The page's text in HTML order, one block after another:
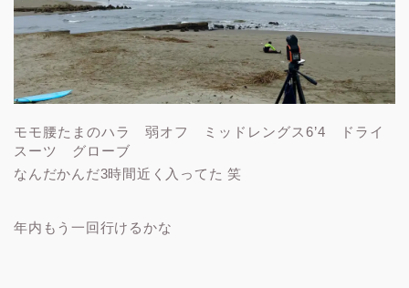
モモ腰たまのハラ 弱オフ ミッドレングス6’4 ドライ
スーツ グローブ
なんだかんだ3時間近く入ってた 笑
年内もう一回行けるかな